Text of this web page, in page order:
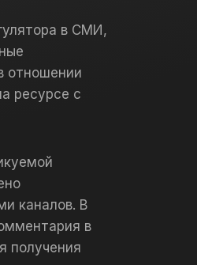
в СМИ,
отношении
ресурсе с
каналов. В
в
получения